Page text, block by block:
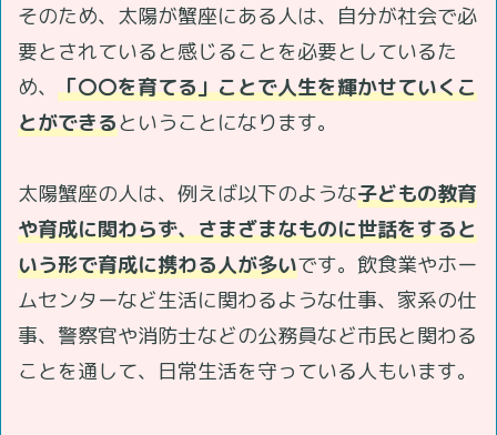
そのため、太陽が蟹座にある人は、自分が社会で必
要とされていると感じることを必要としているた
め、 「〇〇を育てる」ことで人生を輝かせていくこ
とができるということになります。
太陽蟹座の人は、例えば以下のような子どもの教育
や育成に関わらず、さまざまなものに世話をすると
いう形で育成に携わる人が多いです。飲食業やホー
ムセンターなど生活に関わるような仕事、家系の仕
事、警察官や消防士などの公務員など市民と関わる
ことを通して、日常生活を守っている人もいます。